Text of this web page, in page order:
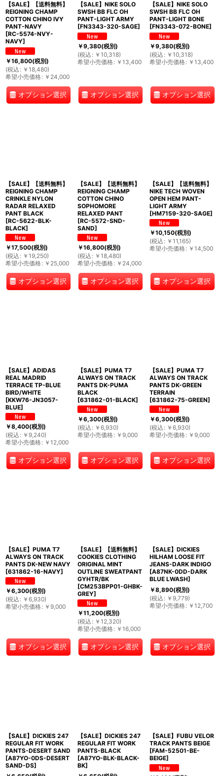
【SALE】【送料無料】
REIGNING CHAMP
COTTON CHINO IVY
PANT-NAVY
[RC-5574-NVY-
NAVY]
￥16,800(税別)
(税込 : ￥ 18,480)
希望小売価格: ￥ 24,000
オプション選択
【SALE】NIKE SOLO
SWSH BB FLC OH
PANT-LIGHT ARMY
[FN3343-320-SAGE]
￥9,380(税別)
(税込 : ￥ 10,318)
希望小売価格: ￥ 13,400
オプション選択
【SALE】NIKE SOLO
SWSH BB FLC OH
PANT-LIGHT BONE
[FN3343-072-BONE]
￥9,380(税別)
(税込 : ￥ 10,318)
希望小売価格: ￥ 13,400
オプション選択
【SALE】【送料無料】
REIGNING CHAMP
CRINKLE NYLON
RADAR RELAXED
PANT BLACK
[RC-5622-BLK-
BLACK]
￥17,500(税別)
(税込 : ￥ 19,250)
希望小売価格: ￥ 25,000
オプション選択
【SALE】【送料無料】
REIGNING CHAMP
COTTON CHINO
SOPHOMORE
RELAXED PANT
[RC-5572-SND-
SAND]
￥16,800(税別)
(税込 : ￥ 18,480)
希望小売価格: ￥ 24,000
オプション選択
【SALE】【送料無料】
NIKE TECH WOVEN
OPEN HEM PANT-
LIGHT ARMY
[HM7159-320-SAGE]
￥10,150(税別)
(税込 : ￥ 11,165)
希望小売価格: ￥ 14,500
オプション選択
【SALE】ADIDAS
REAL MADRID
TERRACE TP-BLUE
BIRD/WHITE
[KKW76-JN3057-
BLUE]
￥8,400(税別)
(税込 : ￥ 9,240)
希望小売価格: ￥ 12,000
オプション選択
【SALE】PUMA T7
ALWAYS ON TRACK
PANTS DK-PUMA
BLACK
[631862-01-BLACK]
￥6,300(税別)
(税込 : ￥ 6,930)
希望小売価格: ￥ 9,000
オプション選択
【SALE】PUMA T7
ALWAYS ON TRACK
PANTS DK-GREEN
TERRAIN
[631862-75-GREEN]
￥6,300(税別)
(税込 : ￥ 6,930)
希望小売価格: ￥ 9,000
オプション選択
【SALE】PUMA T7
ALWAYS ON TRACK
PANTS DK-NEW NAVY
[631862-16-NAVY]
￥6,300(税別)
(税込 : ￥ 6,930)
希望小売価格: ￥ 9,000
オプション選択
【SALE】【送料無料】
COOKIES CLOTHING
ORIGINAL MINT
OUTLINE SWEATPANT
GYHTR/BK
[CM253BPP01-GHBK-
GREY]
￥11,200(税別)
(税込 : ￥ 12,320)
希望小売価格: ￥ 16,000
オプション選択
【SALE】DICKIES
HILHAM LOOSE FIT
JEANS-DARK INDIGO
[A87NK-0DD-DARK
BLUE LWASH]
￥8,890(税別)
(税込 : ￥ 9,779)
希望小売価格: ￥ 12,700
オプション選択
【SALE】DICKIES 247
REGULAR FIT WORK
PANTS-DESERT SAND
[A87YO-0DS-DESERT
SAND-DS]
【SALE】DICKIES 247
REGULAR FIT WORK
PANTS-BLACK
[A87YO-BLK-BLACK-
BK]
【SALE】FUBU VELOR
TRACK PANTS BEIGE
[FAM-52501-BE-
BEIGE]